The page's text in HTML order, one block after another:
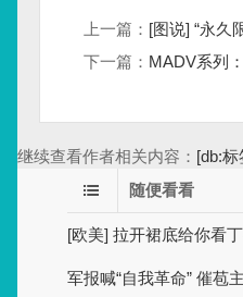
上一篇： [图说] “永久
下一篇： MADV系列
继续查看作者相关内容： [db:标
随便看看
[欧美] 拉开裙底给你看
军报喊“自我革命” 催苞